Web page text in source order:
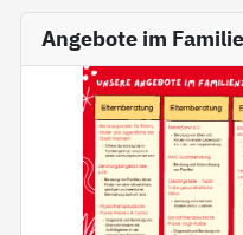
Angebote im